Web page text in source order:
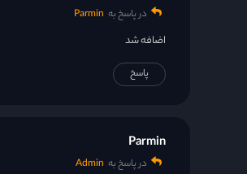
در پاسخ به Parmin
اضافه شد
پاسخ
Parmin
در پاسخ به Admin